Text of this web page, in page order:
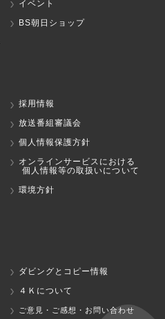
イベント
BS朝日ショップ
採用情報
放送番組審議会
個人情報保護方針
オンラインサービスにおける
個人情報等の取扱いについて
環境方針
ダビングとコピー情報
４Ｋについて
ご意見・ご感想・お問い合わせ